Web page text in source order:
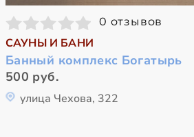
0 отзывов
САУНЫ И БАНИ
Банный комплекс Богатырь
500 руб.
улица Чехова, 322